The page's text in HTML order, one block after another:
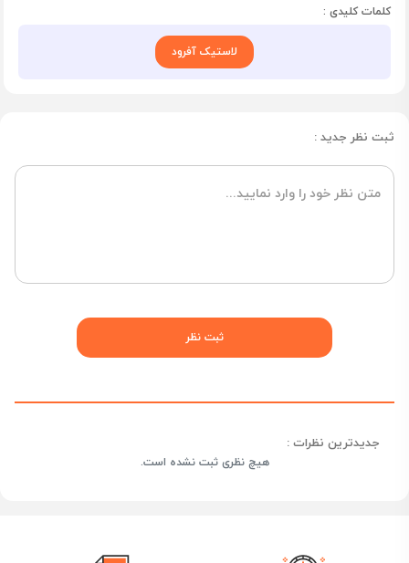
کلمات کلیدی :
لاستیک آفرود
ثبت نظر جدید :
جدیدترین نظرات :
هیچ نظری ثبت نشده است.